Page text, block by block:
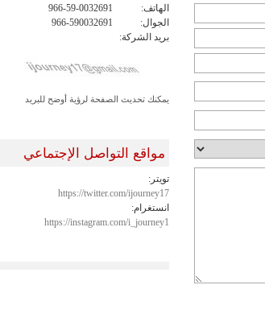
الهاتف:
966-59-0032691
الجوال:
966-590032691
بريد الشركة:
يمكنك تحديث الصفحة لرؤية أوضح للبريد
مواقع التواصل الإجتماعي
تويتر:
https://twitter.com/ijourney17
انستغرام:
https://instagram.com/i_journey1